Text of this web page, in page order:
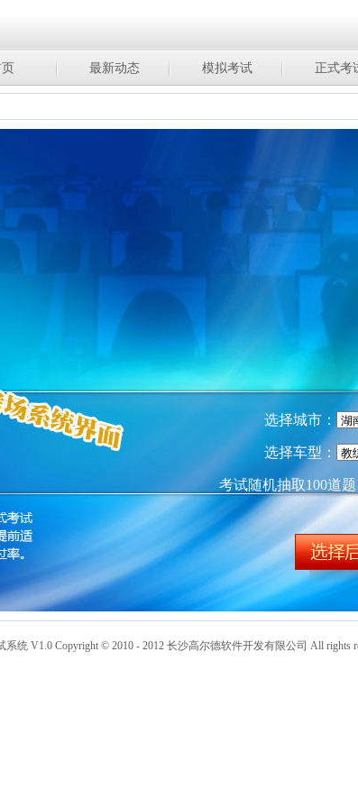
最新动态 模拟考试 正式考
选择城市：
选择车型：
考试随机抽取100道
统 V1.0 Copyright © 2010 - 2012 长沙高尔德软件开发有限公司 All rights